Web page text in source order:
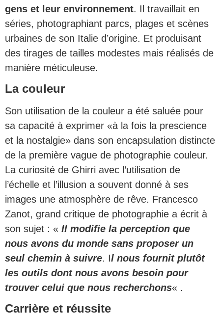
gens et leur environnement. Il travaillait en
séries, photographiant parcs, plages et scènes
urbaines de son Italie d’origine. Et produisant
des tirages de tailles modestes mais réalisés de
manière méticuleuse.
La couleur
Son utilisation de la couleur a été saluée pour
sa capacité à exprimer «à la fois la prescience
et la nostalgie» dans son encapsulation distincte
de la première vague de photographie couleur.
La curiosité de Ghirri avec l’utilisation de
l’échelle et l’illusion a souvent donné à ses
images une atmosphère de rêve. Francesco
Zanot, grand critique de photographie a écrit à
son sujet : « Il modifie la perception que
nous avons du monde sans proposer un
seul chemin à suivre. Il nous fournit plutôt
les outils dont nous avons besoin pour
trouver celui que nous recherchons« .
Carrière et réussite